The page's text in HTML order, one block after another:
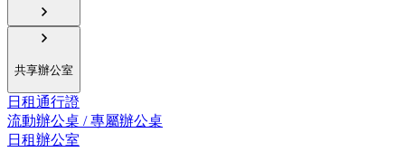
共享辦公室
日租通行證
流動辦公桌 / 專屬辦公桌
日租辦公室